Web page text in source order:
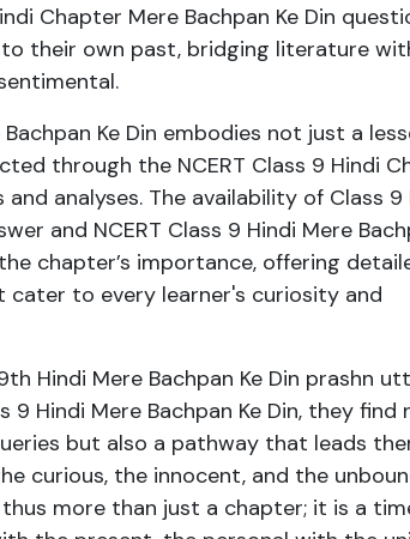
Chapter Mere Bachpan Ke Din
their own past, bridging literature
Ke Din embodies not just a
through the NCERT Class 9 Hindi
analyses. The availability of Class 9
and NCERT Class 9 Hindi Mere
chapter’s importance, offering
cater to every learner's curiosity and
Hindi Mere Bachpan Ke Din prashn
9 Hindi Mere Bachpan Ke Din, they find
but also a pathway that leads
curious, the innocent, and the
thus more than just a chapter; it is a